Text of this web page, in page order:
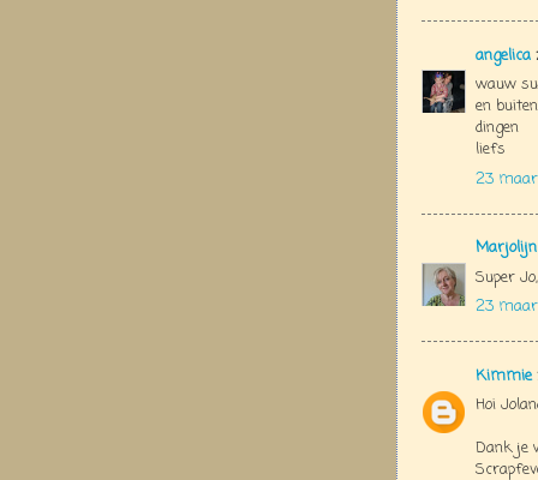
angelica
wauw
en
dingen
liefs
23
Super
23
Kimmie
Hoi
Dank je